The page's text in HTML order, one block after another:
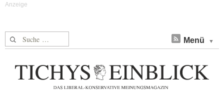
Suche nach: Menü